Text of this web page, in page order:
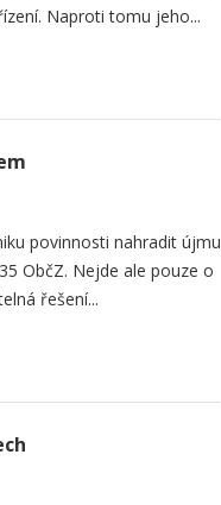
Naproti tomu jeho...
povinnosti nahradit újmu
ObčZ. Nejde ale pouze o
řešení...